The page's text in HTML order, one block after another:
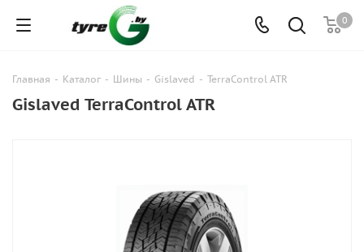
0
Главная - Каталог - Шины - Gislaved - TerraControl ATR
Gislaved TerraControl ATR